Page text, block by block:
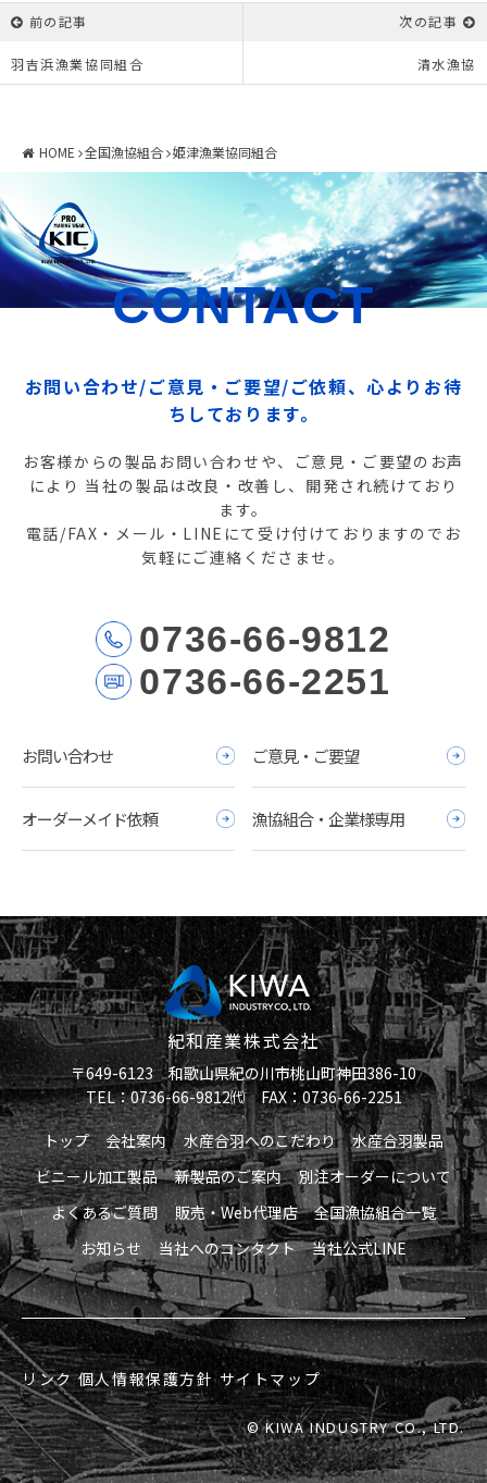
前の記事
羽吉浜漁業協同組合
次の記事
清水漁協
HOME 全国漁協組合 姫津漁業協同組合
CONTACT
お問い合わせ/ご意見・ご要望/ご依頼、心よりお待
ちしております。
お客様からの製品お問い合わせや、ご意見・ご要望のお声
により 当社の製品は改良・改善し、開発され続けており
ます。
電話/FAX・メール・LINEにて受け付けておりますのでお
気軽にご連絡くださませ。
0736-66-9812
0736-66-2251
お問い合わせ ご意見・ご要望
オーダーメイド依頼 漁協組合・企業様専用
紀和産業株式会社
〒649-6123 和歌山県紀の川市桃山町神田386-10
TEL：0736-66-9812㈹ FAX：0736-66-2251
トップ
会社案内 水産合羽へのこだわり
水産合羽製品
ビニール加工製品
新製品のご案内
別注オーダーについて
よくあるご質問
販売・Web代理店
全国漁協組合一覧
お知らせ
当社へのコンタクト 当社公式LINE
リンク 個人情報保護方針 サイトマップ
© KIWA INDUSTRY CO., LTD.